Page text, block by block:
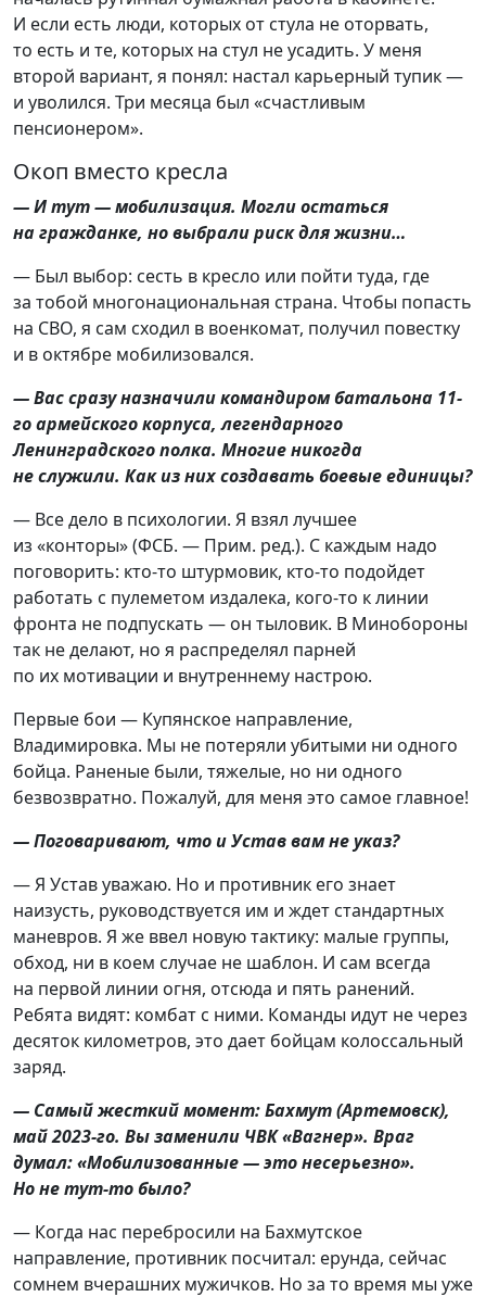
И если есть люди, которых от стула не оторвать,
то есть и те, которых на стул не усадить. У меня
второй вариант, я понял: настал карьерный тупик —
и уволился. Три месяца был «счастливым
пенсионером».
Окоп вместо кресла
— И тут — мобилизация. Могли остаться
на гражданке, но выбрали риск для жизни…
— Был выбор: сесть в кресло или пойти туда, где
за тобой многонациональная страна. Чтобы попасть
на СВО, я сам сходил в военкомат, получил повестку
и в октябре мобилизовался.
— Вас сразу назначили командиром батальона 11-
го армейского корпуса, легендарного
Ленинградского полка. Многие никогда
не служили. Как из них создавать боевые единицы?
— Все дело в психологии. Я взял лучшее
из «конторы» (ФСБ. — Прим. ред.). С каждым надо
поговорить: кто-то штурмовик, кто-то подойдет
работать с пулеметом издалека, кого-то к линии
фронта не подпускать — он тыловик. В Минобороны
так не делают, но я распределял парней
по их мотивации и внутреннему настрою.
Первые бои — Купянское направление,
Владимировка. Мы не потеряли убитыми ни одного
бойца. Раненые были, тяжелые, но ни одного
безвозвратно. Пожалуй, для меня это самое главное!
— Поговаривают, что и Устав вам не указ?
— Я Устав уважаю. Но и противник его знает
наизусть, руководствуется им и ждет стандартных
маневров. Я же ввел новую тактику: малые группы,
обход, ни в коем случае не шаблон. И сам всегда
на первой линии огня, отсюда и пять ранений.
Ребята видят: комбат с ними. Команды идут не через
десяток километров, это дает бойцам колоссальный
заряд.
— Самый жесткий момент: Бахмут (Артемовск),
май 2023-го. Вы заменили ЧВК «Вагнер». Враг
думал: «Мобилизованные — это несерьезно».
Но не тут-то было?
— Когда нас перебросили на Бахмутское
направление, противник посчитал: ерунда, сейчас
сомнем вчерашних мужичков. Но за то время мы уже